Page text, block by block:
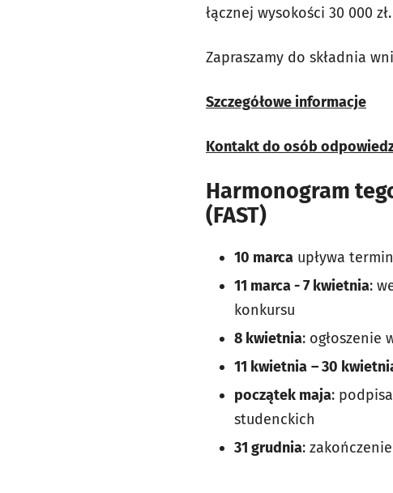
łącznej wysokości 30 000 zł.
Zapraszamy do składnia
Szczegółowe informacje
Kontakt do osób
Harmonogram
(FAST)
10 marca upływa
11 marca - 7 kwietnia:
konkursu
8 kwietnia: ogłoszenie
11 kwietnia – 30
początek maja:
studenckich
31 grudnia: